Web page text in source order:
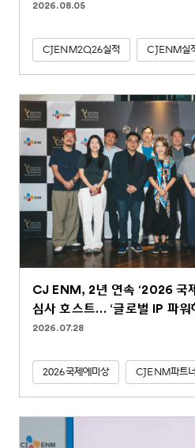
2026.08.05
CJENM2Q26실적 CJENM실
CJ ENM, 2년 연속 ‘2026 국
심사 호스트… ‘글로벌 IP 파워
2026.07.28
2026국제에미상 CJENM파트